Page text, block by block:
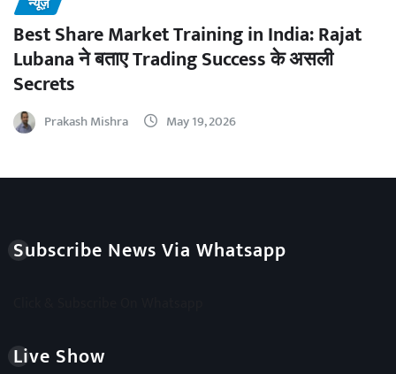
Best Share Market Training in India: Rajat
Lubana ने बताए Trading Success के असली
Secrets
Prakash Mishra May 19, 2026
Subscribe News Via Whatsapp
Live Show